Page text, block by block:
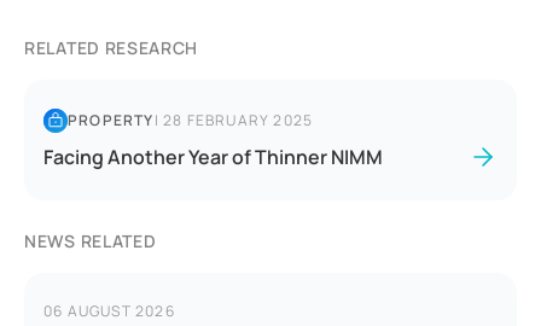
RELATED RESEARCH
PROPERTY|28 FEBRUARY 2025
Facing Another Year of Thinner NIMM
NEWS RELATED
06 AUGUST 2026